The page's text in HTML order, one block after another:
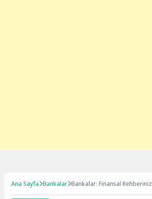
Ana Sayfa Bankalar Bankalar: Finansal Rehberiniz